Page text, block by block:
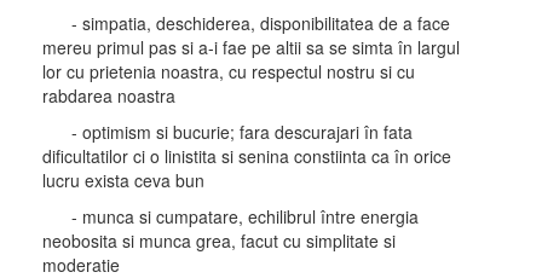
- simpatia, deschiderea, disponibilitatea de a face
mereu primul pas si a-i fae pe altii sa se simta în largul
lor cu prietenia noastra, cu respectul nostru si cu
rabdarea noastra
- optimism si bucurie; fara descurajari în fata
dificultatilor ci o linistita si senina constiinta ca în orice
lucru exista ceva bun
- munca si cumpatare, echilibrul între energia
neobosita si munca grea, facut cu simplitate si
moderatie